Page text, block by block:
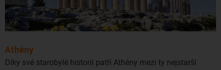
lowcostová společnost Lauda.
Co takhle navštívitKrétu,Rhodos, Zakynthos, nebo
nabídky. Vřele také doporučujeme
Athény
Díky své starobylé historii patří Athény mezi ty nejstarší